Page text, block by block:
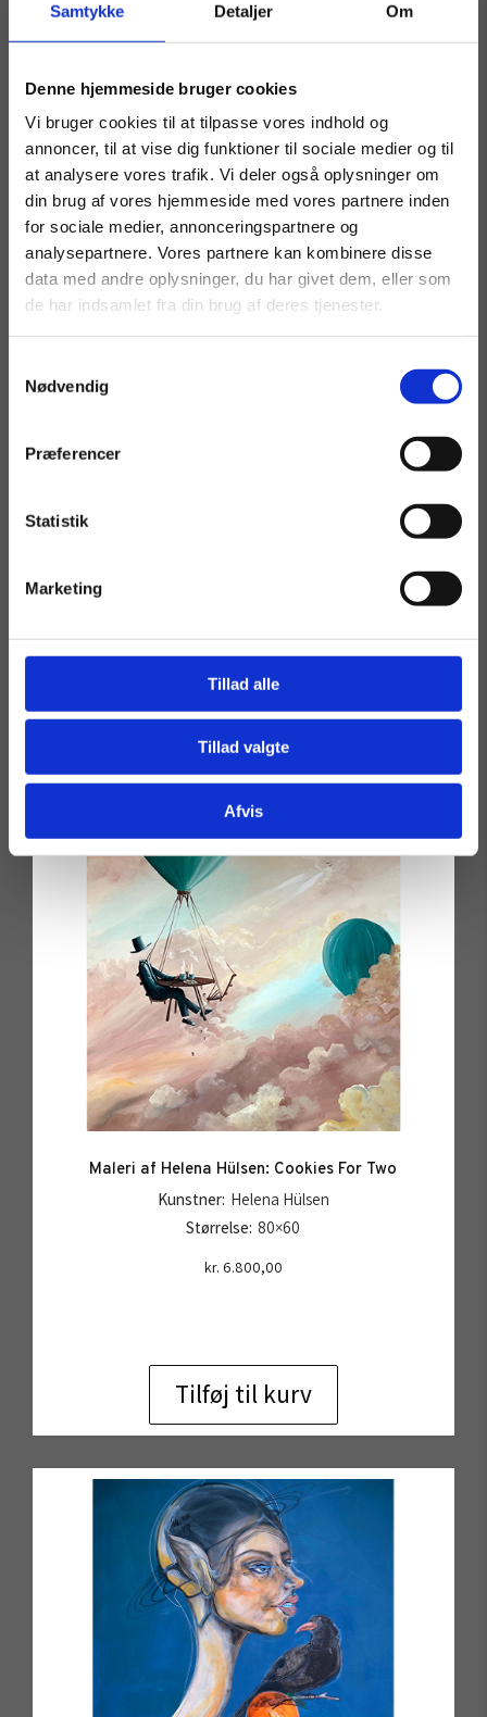
Samtykke Detaljer Om
Denne hjemmeside bruger cookies
Vi bruger cookies til at tilpasse vores indhold og
annoncer, til at vise dig funktioner til sociale medier og til
at analysere vores trafik. Vi deler også oplysninger om
din brug af vores hjemmeside med vores partnere inden
for sociale medier, annonceringspartnere og
analysepartnere. Vores partnere kan kombinere disse
data med andre oplysninger, du har givet dem, eller som
de har indsamlet fra din brug af deres tjenester.
Nødvendig
Præferencer
Statistik
Marketing
Tillad alle
Tillad valgte
Afvis
SOLGT
Læs mere
Maleri af Helena Hülsen: Cookies For Two
Kunstner: Helena Hülsen
Størrelse: 80×60
kr. 6.800,00
Tilføj til kurv